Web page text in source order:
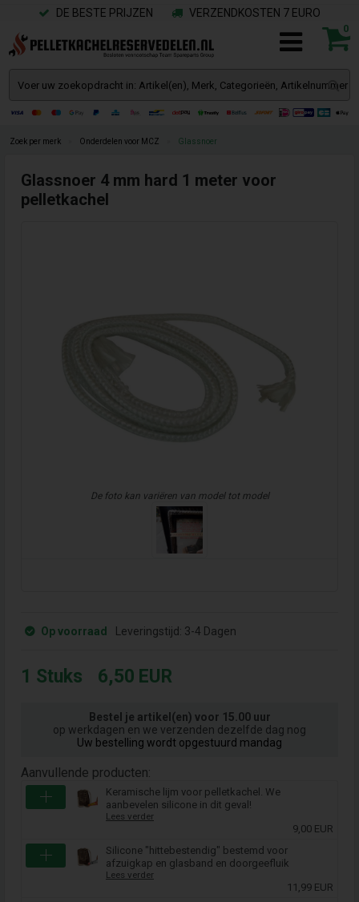
DE BESTE PRIJZEN VERZENDKOSTEN 7 EURO
0
Zoek per merk Onderdelen voor MCZ Glassnoer
Glassnoer 4 mm hard 1 meter voor
pelletkachel
De foto kan variëren van model tot model
Leveringstijd: 3-4 Dagen
Op voorraad
1 Stuks 6,50 EUR
Bestel je artikel(en) voor 15.00 uur
op werkdagen en we verzenden dezelfde dag nog
Uw bestelling wordt opgestuurd mandag
Aanvullende producten:
Keramische lijm voor pelletkachel. We
aanbevelen silicone in dit geval!
Lees verder
9,00 EUR
Silicone "hittebestendig" bestemd voor
afzuigkap en glasband en doorgeefluik
Lees verder
11,99 EUR